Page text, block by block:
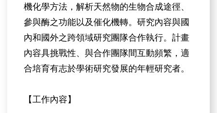
機化學方法，解析天然物的生物合成途徑、
參與酶之功能以及催化機轉。研究內容與國
內和國外之跨領域研究團隊合作執行。計畫
內容具挑戰性、與合作團隊間互動頻繁，適
合培育有志於學術研究發展的年輕研究者。
【工作內容】